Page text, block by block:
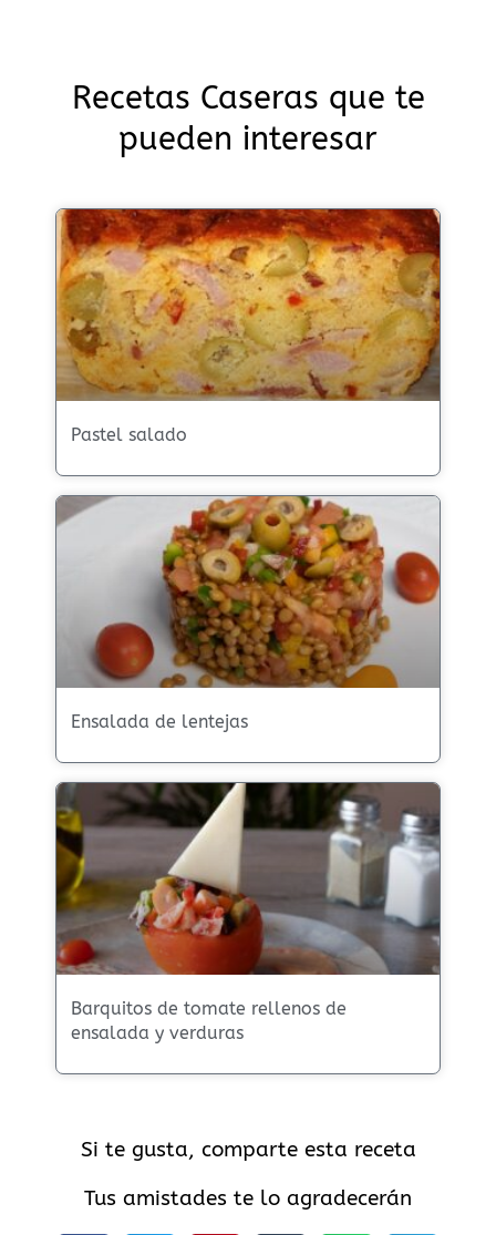
Recetas Caseras que te
pueden interesar
Pastel salado
Ensalada de lentejas
Barquitos de tomate rellenos de
ensalada y verduras
Si te gusta, comparte esta receta
Tus amistades te lo agradecerán